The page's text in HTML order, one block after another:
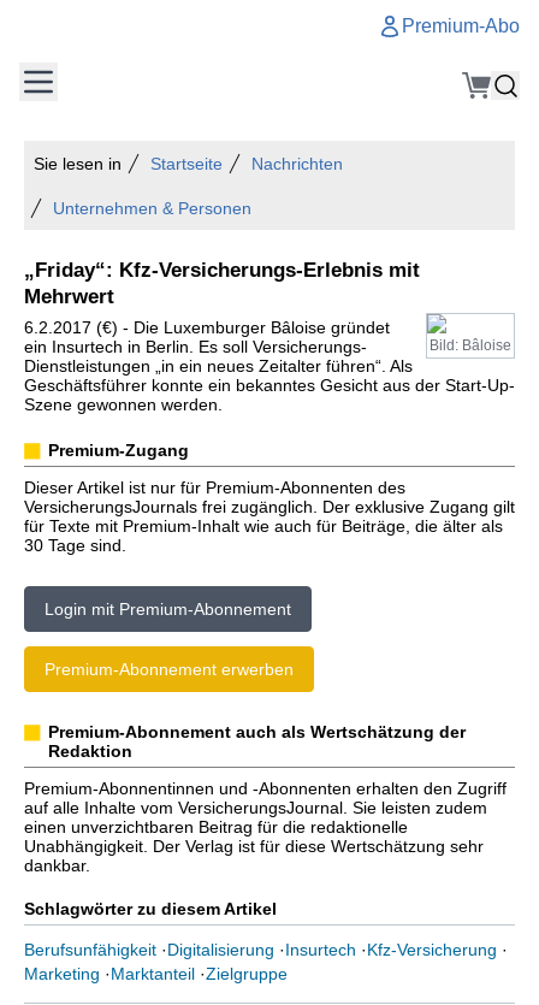
Premium-Abo
Sie lesen in Startseite Nachrichten
Unternehmen & Personen
„Friday“: Kfz-Versicherungs-Erlebnis mit
Mehrwert
Bild: Bâloise
6.2.2017 (€) - Die Luxemburger Bâloise gründet
ein Insurtech in Berlin. Es soll Versicherungs-
Dienstleistungen „in ein neues Zeitalter führen“. Als
Geschäftsführer konnte ein bekanntes Gesicht aus der Start-Up-
Szene gewonnen werden.
Premium-Zugang
Dieser Artikel ist nur für Premium-Abonnenten des
VersicherungsJournals frei zugänglich. Der exklusive Zugang gilt
für Texte mit Premium-Inhalt wie auch für Beiträge, die älter als
30 Tage sind.
Login mit Premium-Abonnement
Premium-Abonnement erwerben
Premium-Abonnement auch als Wertschätzung der
Redaktion
Premium-Abonnentinnen und -Abonnenten erhalten den Zugriff
auf alle Inhalte vom VersicherungsJournal. Sie leisten zudem
einen unverzichtbaren Beitrag für die redaktionelle
Unabhängigkeit. Der Verlag ist für diese Wertschätzung sehr
dankbar.
Schlagwörter zu diesem Artikel
Berufsunfähigkeit ·Digitalisierung ·Insurtech ·Kfz-Versicherung ·
Marketing ·Marktanteil ·Zielgruppe